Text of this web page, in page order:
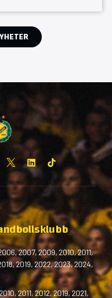
2007, 2009, 2010, 2011,
2019, 2022, 2023, 2024,
2011, 2012, 2019, 2021,